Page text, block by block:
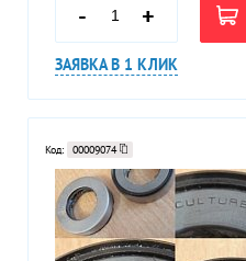
- +
ЗАЯВКА В 1 КЛИК
Код: 00009074